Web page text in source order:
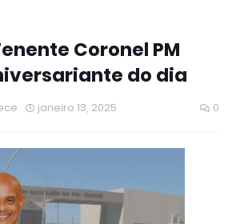
Coronel PM
do dia
janeiro 13, 2025 0